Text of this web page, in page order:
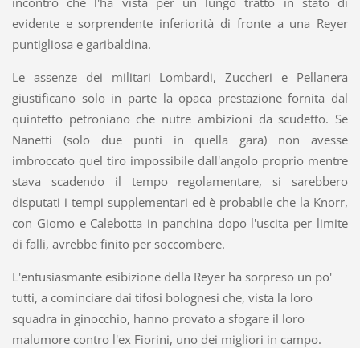
evidente e sorprendente inferiorità di fronte a una Reyer
puntigliosa e garibaldina.
Le assenze dei militari Lombardi, Zuccheri e Pellanera
giustificano solo in parte la opaca prestazione fornita dal
quintetto petroniano che nutre ambizioni da scudetto. Se
Nanetti (solo due punti in quella gara) non avesse
imbroccato quel tiro impossibile dall'angolo proprio mentre
stava scadendo il tempo regolamentare, si sarebbero
disputati i tempi supplementari ed è probabile che la Knorr,
con Giomo e Calebotta in panchina dopo l'uscita per limite
di falli, avrebbe finito per soccombere.
L'entusiasmante esibizione della Reyer ha sorpreso un po'
tutti, a cominciare dai tifosi bolognesi che, vista la loro
squadra in ginocchio, hanno provato a sfogare il loro
malumore contro l'ex Fiorini, uno dei migliori in campo.